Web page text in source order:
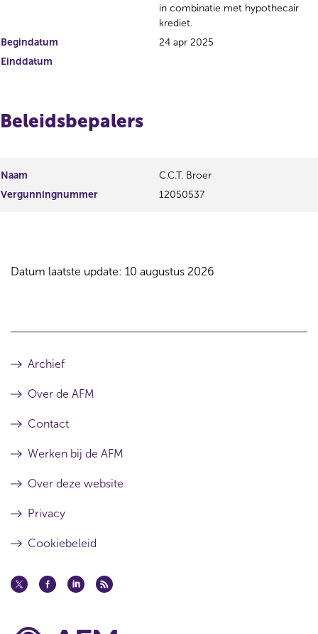
in combinatie met hypothecair
krediet.
Begindatum
24 apr 2025
Einddatum
Beleidsbepalers
Naam
C.C.T. Broer
Vergunningnummer
12050537
Datum laatste update: 10 augustus 2026
Archief
Over de AFM
Contact
Werken bij de AFM
Over deze website
Privacy
Cookiebeleid